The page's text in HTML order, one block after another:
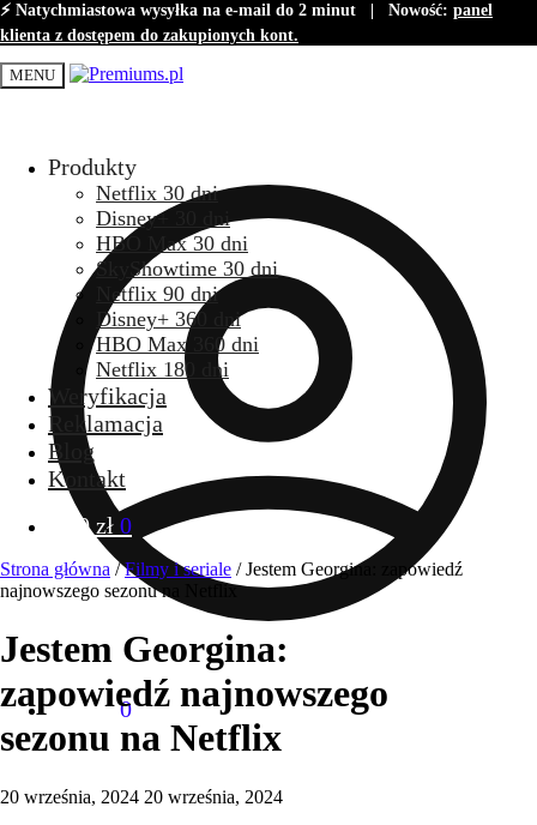
⚡ Natychmiastowa wysyłka na e-mail do 2 minut | Nowość: panel
klienta z dostępem do zakupionych kont.
MENU
0.00zł 0
Produkty
Netflix 30 dni
Disney+ 30 dni
HBO Max 30 dni
SkyShowtime 30 dni
Netflix 90 dni
Disney+ 360 dni
HBO Max 360 dni
Netflix 180 dni
Weryfikacja
Reklamacja
Blog
Kontakt
0.00zł 0
Strona główna /Filmy i seriale /Jestem Georgina: zapowiedź
najnowszego sezonu na Netflix
Jestem Georgina:
zapowiedź najnowszego
sezonu na Netflix
20 września, 2024 20 września, 2024